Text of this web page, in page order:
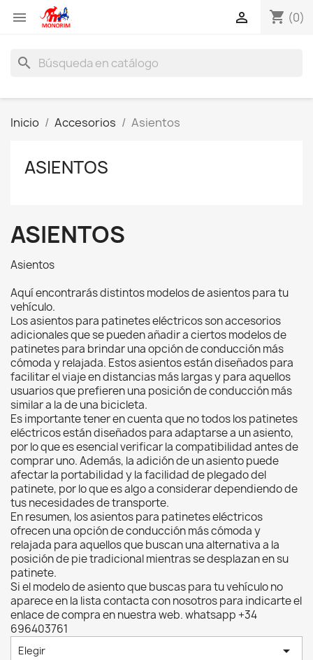
 shopping_cart (0)

search
Inicio Accesorios Asientos
ASIENTOS
ASIENTOS
Asientos
Aquí encontrarás distintos modelos de asientos para tu
vehículo.
Los asientos para patinetes eléctricos son accesorios
adicionales que se pueden añadir a ciertos modelos de
patinetes para brindar una opción de conducción más
cómoda y relajada. Estos asientos están diseñados para
facilitar el viaje en distancias más largas y para aquellos
usuarios que prefieren una posición de conducción más
similar a la de una bicicleta.
Es importante tener en cuenta que no todos los patinetes
eléctricos están diseñados para adaptarse a un asiento,
por lo que es esencial verificar la compatibilidad antes de
comprar uno. Además, la adición de un asiento puede
afectar la portabilidad y la facilidad de plegado del
patinete, por lo que es algo a considerar dependiendo de
tus necesidades de transporte.
En resumen, los asientos para patinetes eléctricos
ofrecen una opción de conducción más cómoda y
relajada para aquellos que buscan una alternativa a la
posición de pie tradicional mientras se desplazan en su
patinete.
Si el modelo de asiento que buscas para tu vehículo no
aparece en la lista contacta con nosotros para indicarte el
enlace de compra en nuestra web. whatsapp +34
696403761
Elegir 